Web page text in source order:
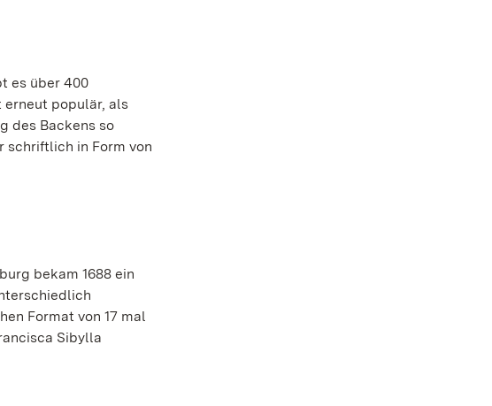
es über 400
erneut populär, als
des Backens so
schriftlich in Form von
bekam 1688 ein
Format von 17 mal
Sibylla